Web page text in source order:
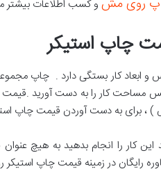
روی مش و کسب اطلاعات بیشتر
چاپ استیکر
کار بستگی دارد . چاپ مجموعه
مساحت کار را به دست آورید
برای به دست آوردن قیمت چاپ
این کار را انجام بدهید به هیچ عنوان
رایگان در زمینه قیمت چاپ